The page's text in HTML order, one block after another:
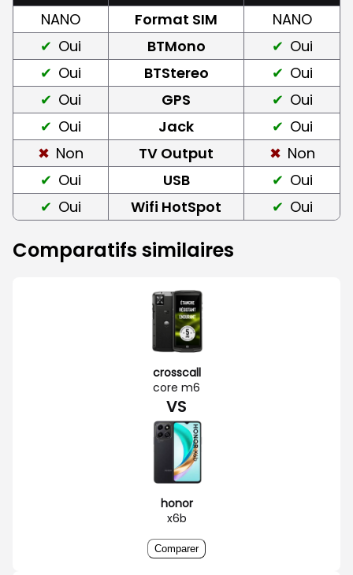
NANO Format SIM
NANO
Oui
BTMono
Oui
Oui
BTStereo
Oui
Oui
GPS
Oui
Oui
Jack
Oui
Non
TV Output
Non
Oui
USB
Oui
Oui
Wifi HotSpot Oui
Comparatifs similaires
crosscall
core m6
VS
honor
x6b
Comparer